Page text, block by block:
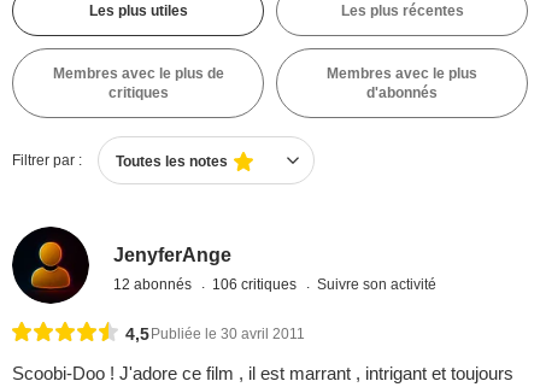
Les plus utiles Les plus récentes
Membres avec le plus de
critiques
Membres avec le plus
d'abonnés
Filtrer par : Toutes les notes
JenyferAnge
12 abonnés 106 critiques Suivre son activité
4,5 Publiée le 30 avril 2011
Scoobi-Doo ! J'adore ce film , il est marrant , intrigant et toujours